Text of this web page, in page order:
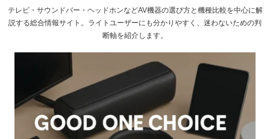
テレビ・サウンドバー・ヘッドホンなどAV機器の選び方と機種比較を中心に解
説する総合情報サイト。ライトユーザーにも分かりやすく、迷わないための判
断軸を紹介します。